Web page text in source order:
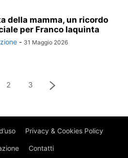
della mamma, un ricordo
per Franco Iaquinta
- 31 Maggio 2026
2 3
Privacy & Cookies Policy
Contatti